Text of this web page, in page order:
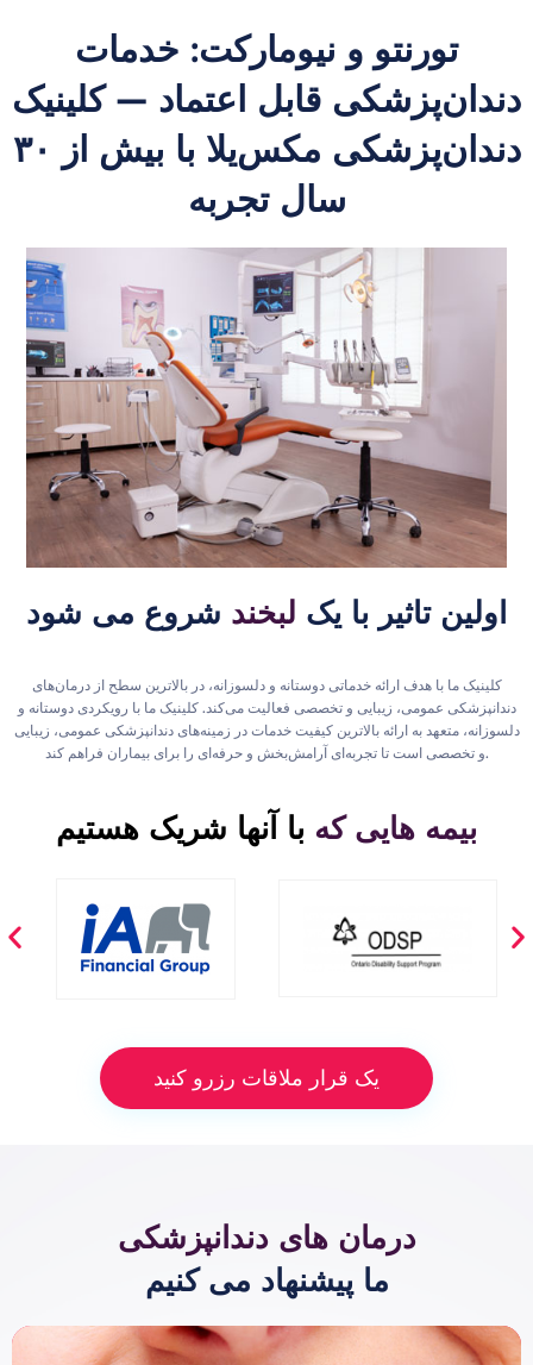
تورنتو و نیومارکت: خدمات
دندان‌پزشکی قابل اعتماد — کلینیک
دندان‌پزشکی مکس‌یلا با بیش از ۳۰
سال تجربه
اولین تاثیر با یک لبخند شروع می شود
کلینیک ما با هدف ارائه خدماتی دوستانه و دلسوزانه، در بالاترین سطح از درمان‌های
دندانپزشکی عمومی، زیبایی و تخصصی فعالیت می‌کند. کلینیک ما با رویکردی دوستانه و
دلسوزانه، متعهد به ارائه بالاترین کیفیت خدمات در زمینه‌های دندانپزشکی عمومی، زیبایی
و تخصصی است تا تجربه‌ای آرامش‌بخش و حرفه‌ای را برای بیماران فراهم کند.
بیمه هایی که با آنها شریک هستیم
یک قرار ملاقات رزرو کنید
درمان های دندانپزشکی
ما پیشنهاد می کنیم